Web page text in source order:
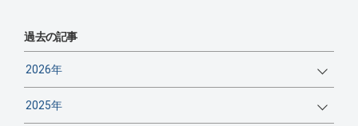
過去の記事
2026年
2025年